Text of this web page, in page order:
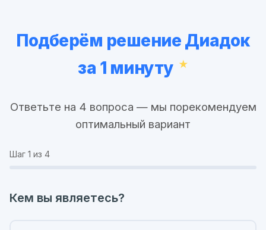
Подберём решение Диадок
за 1 минуту
Ответьте на 4 вопроса — мы порекомендуем
оптимальный вариант
Шаг 1 из 4
Кем вы являетесь?